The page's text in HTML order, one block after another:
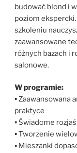
budować blond i
poziom
szkoleniu
zaawansowane
różnych bazach i
salonowe.
W programie:
▪ Zaawansowana
praktyce
▪ Świadome
▪ Tworzenie
▪ Mieszanki